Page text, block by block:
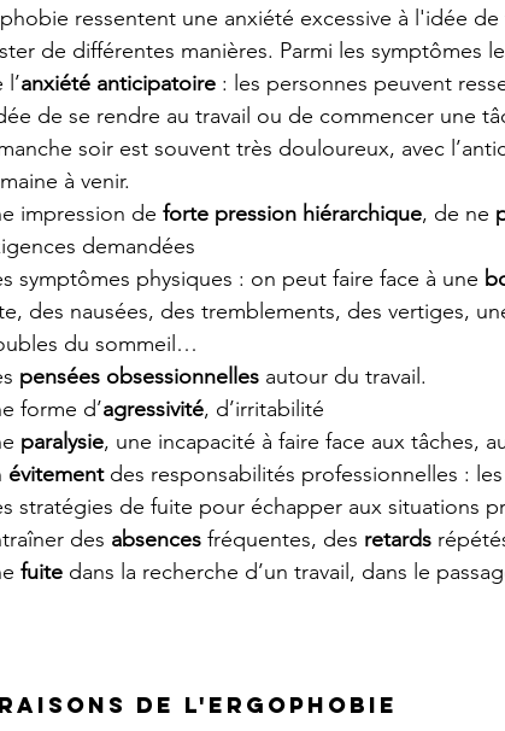
ressentent une anxiété excessive à l'idée de
de différentes manières. Parmi les symptômes
l’anxiété anticipatoire : les personnes peuvent
de se rendre au travail ou de commencer une
soir est souvent très douloureux, avec
à venir.
impression de forte pression hiérarchique, de ne
demandées
symptômes physiques : on peut faire face à une
des nausées, des tremblements, des vertiges,
du sommeil…
pensées obsessionnelles autour du travail.
forme d’agressivité, d’irritabilité
paralysie, une incapacité à faire face aux tâches,
évitement des responsabilités professionnelles :
stratégies de fuite pour échapper aux situations
des absences fréquentes, des retards
fuite dans la recherche d’un travail, dans le
raisons de l'ergophobie